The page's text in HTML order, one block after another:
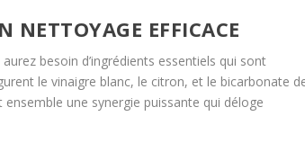
NETTOYAGE EFFICACE
besoin d’ingrédients essentiels qui sont
le vinaigre blanc, le citron, et le bicarbonate
une synergie puissante qui déloge